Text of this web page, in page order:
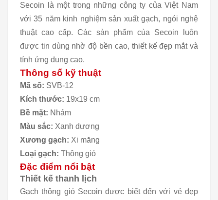
Secoin là một trong những công ty của Việt Nam
với 35 năm kinh nghiệm sản xuất gạch, ngói nghệ
thuật cao cấp. Các sản phẩm của Secoin luôn
được tin dùng nhờ độ bền cao, thiết kế đẹp mắt và
tính ứng dụng cao.
Thông số kỹ thuật
Mã số: SVB-12
Kích thước: 19x19 cm
Bề mặt: Nhám
Màu sắc: Xanh dương
Xương gạch: Xi măng
Loại gạch: Thông gió
Đặc điểm nổi bật
Thiết kế thanh lịch
Gạch thông gió Secoin được biết đến với vẻ đẹp